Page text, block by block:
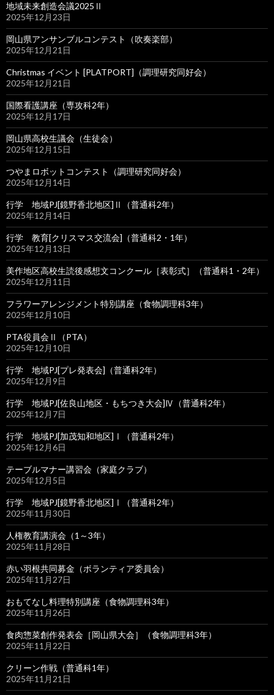
地域未来創造会議2025Ⅱ
2025年12月23日
岡山県アンサンブルコンテスト（吹奏楽部）
2025年12月21日
Christmas イベント [PLATPORT]（調理研究同好会）
2025年12月21日
国際看護講座（専攻科2年）
2025年12月17日
岡山県高校生議会（生徒会）
2025年12月15日
つやまロボットコンテスト（調理研究同好会）
2025年12月14日
行学 地域PJ[鏡野香北地区]Ⅱ（普通科2年）
2025年12月14日
行学 教育[クリスマス交流会]（普通科2・1年）
2025年12月13日
美作地区高校生読後感想文コンクール［表彰式］（普通科1・2年）
2025年12月11日
フラワーアレンジメント特別講座（食物調理科3年）
2025年12月10日
PTA役員会Ⅱ（PTA）
2025年12月10日
行学 地域PJ[プレ発表会]（普通科2年）
2025年12月9日
行学 地域PJ[佐良山地区・もちつき大会]Ⅳ（普通科2年）
2025年12月7日
行学 地域PJ[加茂知和地区]Ⅰ（普通科2年）
2025年12月6日
テーブルマナー講習会（家庭クラブ）
2025年12月5日
行学 地域PJ[鏡野香北地区]Ⅰ（普通科2年）
2025年11月30日
人権教育講演会（1～3年）
2025年11月28日
赤い羽根共同募金（ボランティア委員会）
2025年11月27日
おもてなし料理特別講座（食物調理科3年）
2025年11月26日
食肉惣菜創作発表会［岡山県大会］（食物調理科3年）
2025年11月22日
クリーン作戦（普通科1年）
2025年11月21日